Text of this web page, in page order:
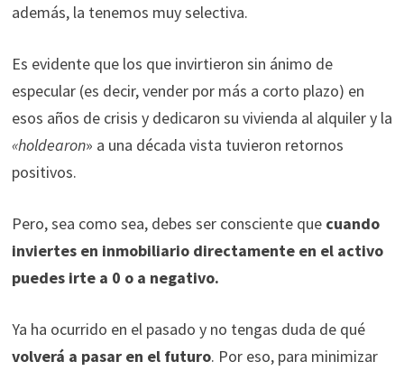
además, la tenemos muy selectiva.
Es evidente que los que invirtieron sin ánimo de
especular (es decir, vender por más a corto plazo) en
esos años de crisis y dedicaron su vivienda al alquiler y la
«holdearon» a una década vista tuvieron retornos
positivos.
Pero, sea como sea, debes ser consciente que cuando
inviertes en inmobiliario directamente en el activo
puedes irte a 0 o a negativo.
Ya ha ocurrido en el pasado y no tengas duda de qué
volverá a pasar en el futuro. Por eso, para minimizar